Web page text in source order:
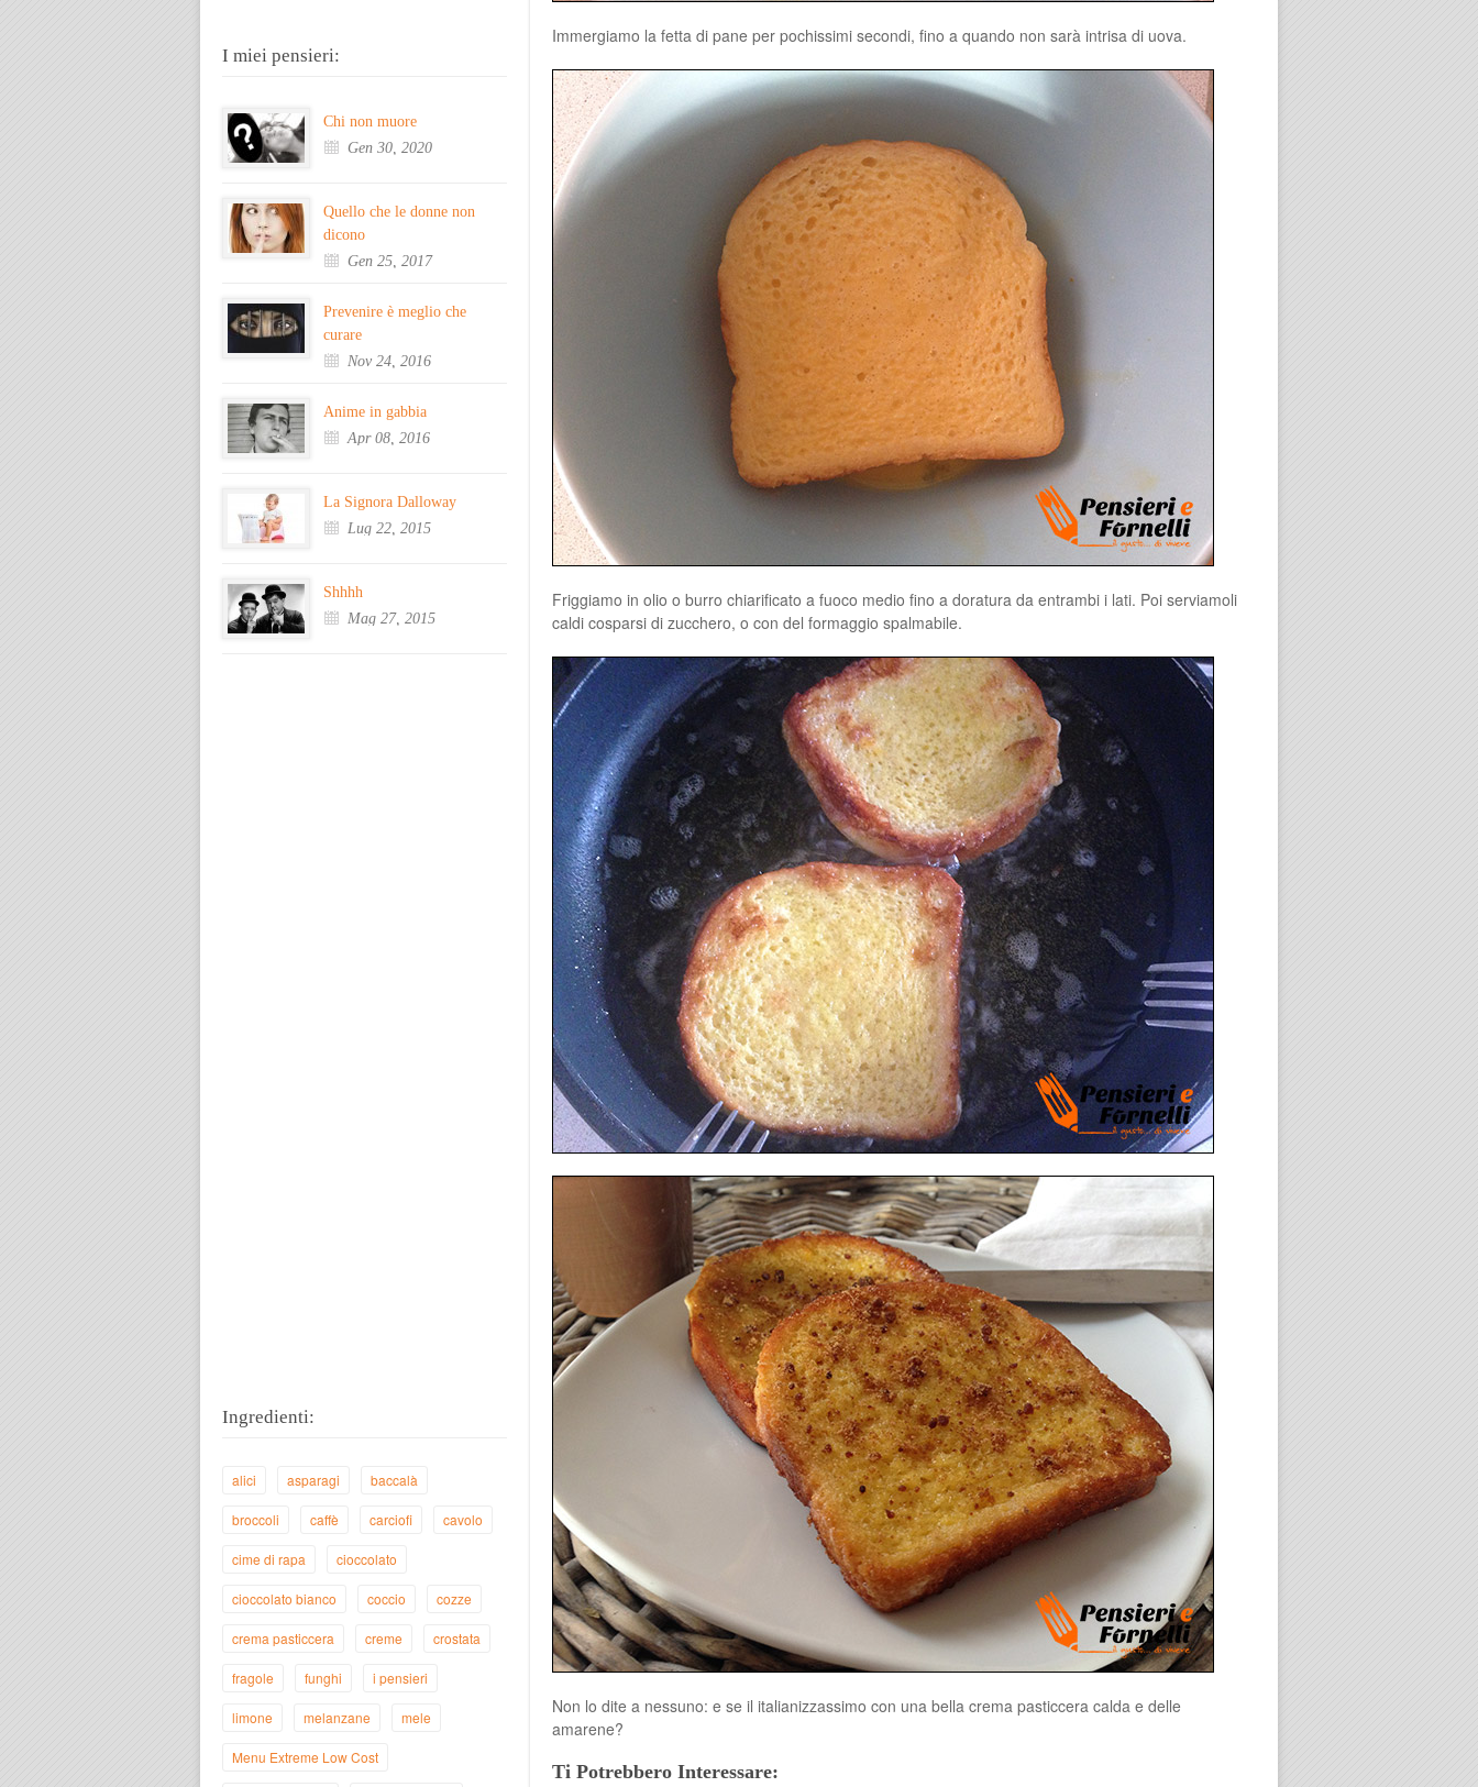
Immergiamo la fetta di pane per pochissimi secondi, fino a quando non sarà intrisa di uova.
Friggiamo in olio o burro chiarificato a fuoco medio fino a doratura da entrambi i lati. Poi serviamoli
caldi cosparsi di zucchero, o con del formaggio spalmabile.
Non lo dite a nessuno: e se il italianizzassimo con una bella crema pasticcera calda e delle
amarene?
Ti Potrebbero Interessare:
I miei pensieri:
Chi non muore
Gen 30, 2020
Quello che le donne non
dicono
Gen 25, 2017
Prevenire è meglio che
curare
Nov 24, 2016
Anime in gabbia
Apr 08, 2016
La Signora Dalloway
Lug 22, 2015
Shhhh
Mag 27, 2015
Ingredienti:
alici asparagi baccalà
broccoli caffè carciofi cavolo
cime di rapa cioccolato
cioccolato bianco coccio cozze
crema pasticcera creme crostata
fragole funghi i pensieri
limone melanzane mele
Menu Extreme Low Cost